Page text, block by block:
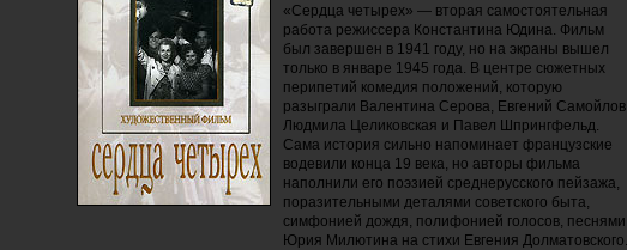
«Сердца четырех» — вторая самостоятельная
работа режиссера Константина Юдина. Фильм
был завершен в 1941 году, но на экраны вышел
только в январе 1945 года. В центре сюжетных
перипетий комедия положений, которую
разыграли Валентина Серова, Евгений Самойлов,
Людмила Целиковская и Павел Шпрингфельд.
Сама история сильно напоминает французские
водевили конца 19 века, но авторы фильма
наполнили его поэзией среднерусского пейзажа,
поразительными деталями советского быта,
симфонией дождя, полифонией голосов, песнями
Юрия Милютина на стихи Евгения Долматовского.